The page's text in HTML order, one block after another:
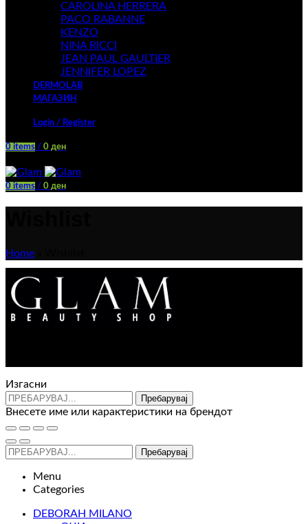
CAROLINA HERRERA
PACO RABANNE
KENZO
NINA RICCI
JEAN PAUL GAULTIER
JENNIFER LOPEZ
DERMOLAB
МАГАЗИН
Login / Register
0 items / 0 ден
0 items / 0 ден
Home
[yith_wcwl_wishlist]
Изгасни
Пребарувај
Внесете име или карактеристики на брендот
Пребарувај
Menu
Categories
DEBORAH MILANO